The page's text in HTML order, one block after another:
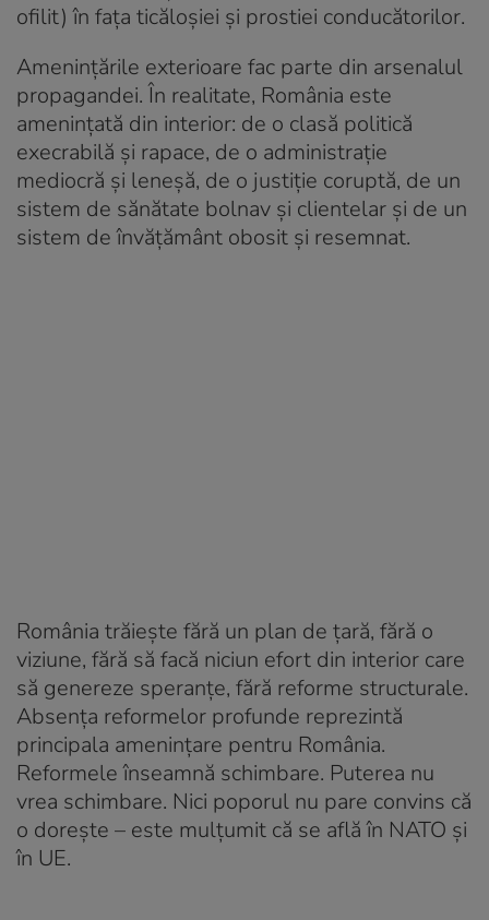
ofilit) în fața ticăloșiei și prostiei conducătorilor.
Amenințările exterioare fac parte din arsenalul
propagandei. În realitate, România este
amenințată din interior: de o clasă politică
execrabilă și rapace, de o administrație
mediocră și leneșă, de o justiție coruptă, de un
sistem de sănătate bolnav și clientelar și de un
sistem de învățământ obosit și resemnat.
România trăiește fără un plan de țară, fără o
viziune, fără să facă niciun efort din interior care
să genereze speranțe, fără reforme structurale.
Absența reformelor profunde reprezintă
principala amenințare pentru România.
Reformele înseamnă schimbare. Puterea nu
vrea schimbare. Nici poporul nu pare convins că
o dorește – este mulțumit că se află în NATO și
în UE.